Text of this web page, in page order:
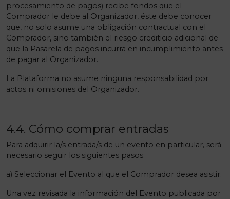
procesamiento de pagos) recibe fondos que el
Comprador le debe al Organizador, éste debe conocer
que, no solo asume una obligación contractual con el
Comprador, sino también el riesgo crediticio adicional de
que la Pasarela de pagos incurra en incumplimiento antes
de pagar al Organizador.
La Plataforma no asume ninguna responsabilidad por
actos ni omisiones del Organizador.
4.4. Cómo comprar entradas
Para adquirir la/s entrada/s de un evento en particular, será
necesario seguir los siguientes pasos:
a) Seleccionar el Evento al que el Comprador desea asistir.
Una vez revisada la información del Evento publicada por